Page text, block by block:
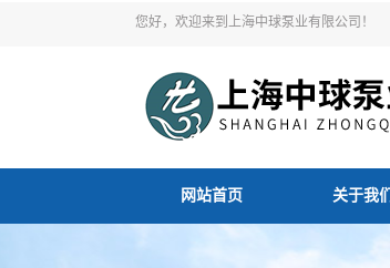
您好，欢迎来到上海中球泵业有限公司！
网站首页 关于我们